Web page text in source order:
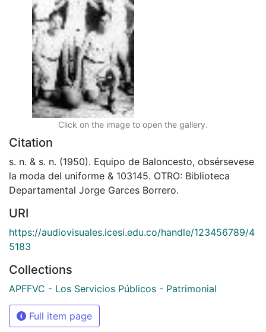
Click on the image to open the gallery.
Citation
s. n. & s. n. (1950). Equipo de Baloncesto, obsérsevese
la moda del uniforme & 103145. OTRO: Biblioteca
Departamental Jorge Garces Borrero.
URI
https://audiovisuales.icesi.edu.co/handle/123456789/4
5183
Collections
APFFVC - Los Servicios Públicos - Patrimonial
Full item page